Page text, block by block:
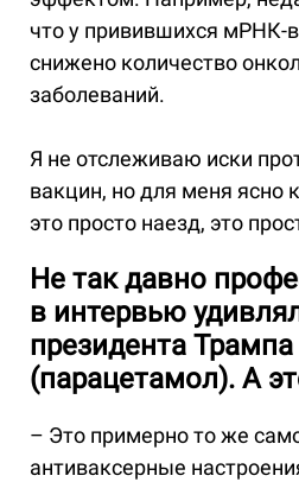
что у привившихся мРНК-
снижено количество
заболеваний.
Я не отслеживаю иски
вакцин, но для меня ясно
это просто наезд, это
Не так давно
в интервью
президента
(парацетамол). А
– Это примерно то же
антиваксерные